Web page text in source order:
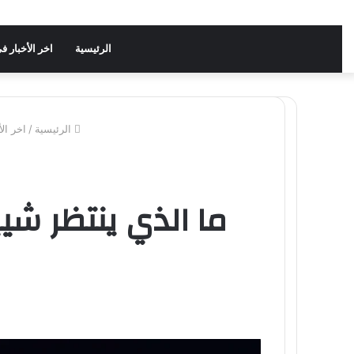
الرئيسية اخر
الرئيسية / اخر